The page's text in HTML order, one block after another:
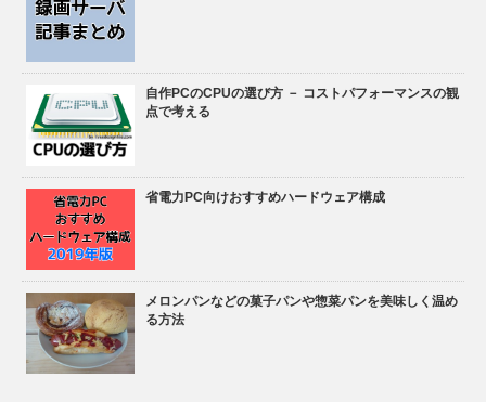
自作PCのCPUの選び方 － コストパフォーマンスの観
点で考える
省電力PC向けおすすめハードウェア構成
メロンパンなどの菓子パンや惣菜パンを美味しく温め
る方法